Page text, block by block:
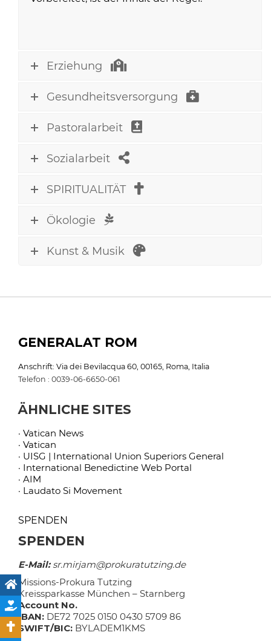
Erziehung
Gesundheitsversorgung
Pastoralarbeit
Sozialarbeit
SPIRITUALITÄT
Ökologie
Kunst & Musik
GENERALAT ROM
Anschrift: Via dei Bevilacqua 60, 00165, Roma, Italia
Telefon : 0039-06-6650-061
ÄHNLICHE SITES
· Vatican News
· Vatican
· UISG | International Union Superiors General
· International Benedictine Web Portal
· AIM
· Laudato Si Movement
SPENDEN
SPENDEN
E-Mail:sr.mirjam@prokuratutzing.de
Missions-Prokura Tutzing
Kreissparkasse München – Starnberg
Account No.
IBAN: DE72 7025 0150 0430 5709 86
SWIFT/BIC: BYLADEM1KMS